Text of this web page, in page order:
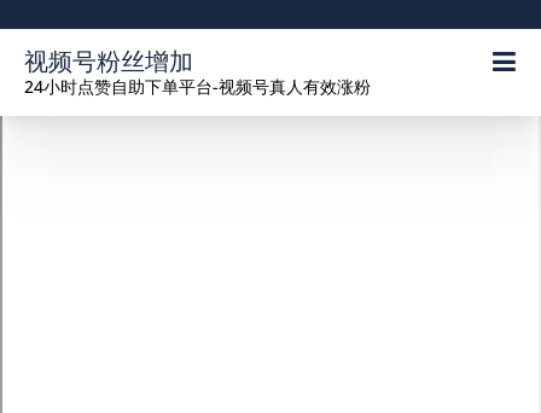
视频号粉丝增加
24小时点赞自助下单平台-视频号真人有效涨粉